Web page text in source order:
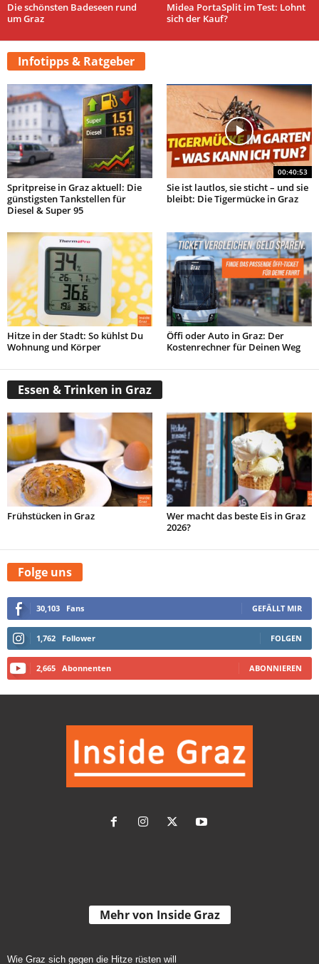
Die schönsten Badeseen rund
um Graz
Midea PortaSplit im Test: Lohnt
sich der Kauf?
Infotipps & Ratgeber
Spritpreise in Graz aktuell: Die
günstigsten Tankstellen für
Diesel & Super 95
00:40:53
Sie ist lautlos, sie sticht – und sie
bleibt: Die Tigermücke in Graz
Hitze in der Stadt: So kühlst Du
Wohnung und Körper
Öffi oder Auto in Graz: Der
Kostenrechner für Deinen Weg
Essen & Trinken in Graz
Frühstücken in Graz
Wer macht das beste Eis in Graz
2026?
Folge uns
30,103 Fans GEFÄLLT MIR
1,762 Follower FOLGEN
2,665 Abonnenten ABONNIEREN
Mehr von Inside Graz
Wie Graz sich gegen die Hitze rüsten will